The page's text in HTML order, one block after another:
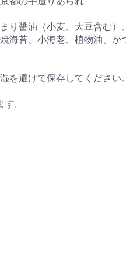
り醤油（小麦、大豆含む）
海苔、小海老、植物油、か
を避けて保存してください。
。